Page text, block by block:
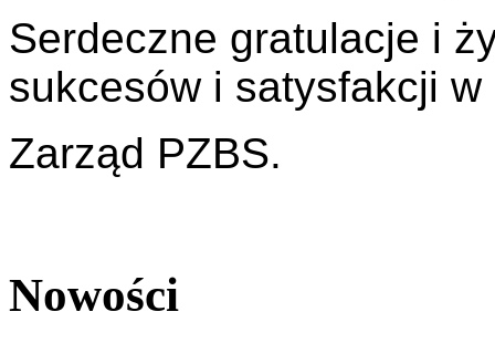
Serdeczne gratulacje i
sukcesów i satysfakcji
Zarząd PZBS.
Nowości